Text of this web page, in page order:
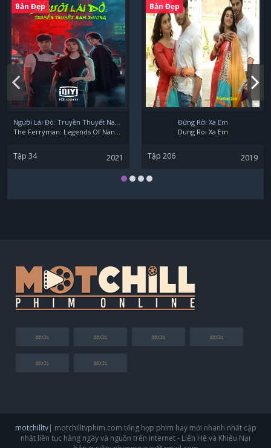
Bản Đẹp
Tập 34 2021
Bản Đẹp
Đừng Rời Xa Em
Dung Roi Xa Em
Tập 206 2019
motchilltv| motchilltvphim.com tổng hợp phim hay mới nhanh nhất cập
nhật liên tục hằng ngày và nguồn trên internet - Liên Hệ và Khiếu Nại